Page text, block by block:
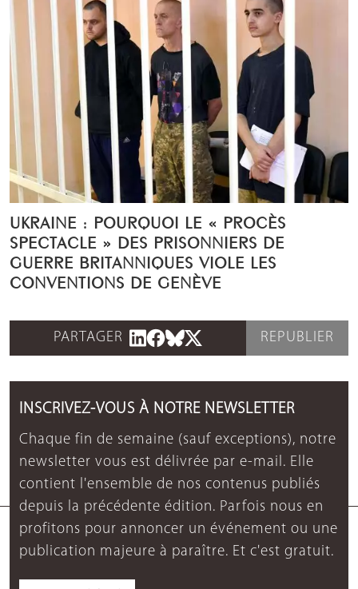
UKRAINE : POURQUOI LE « PROCÈS
SPECTACLE » DES PRISONNIERS DE
GUERRE BRITANNIQUES VIOLE LES
CONVENTIONS DE GENÈVE
PARTAGER REPUBLIER
INSCRIVEZ-VOUS À NOTRE NEWSLETTER
Chaque fin de semaine (sauf exceptions), notre
newsletter vous est délivrée par e-mail. Elle
contient l'ensemble de nos contenus publiés
depuis la précédente édition. Parfois nous en
profitons pour annoncer un événement ou une
publication majeure à paraître. Et c'est gratuit.